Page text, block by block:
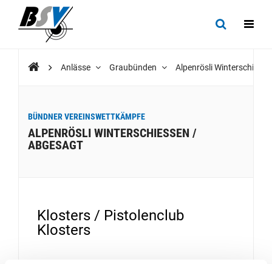
Anlässe Graubünden Alpenrösli
BÜNDNER VEREINSWETTKÄMPFE
ALPENRÖSLI WINTERSCHIESSEN /
ABGESAGT
Klosters / Pistolenclub
Klosters